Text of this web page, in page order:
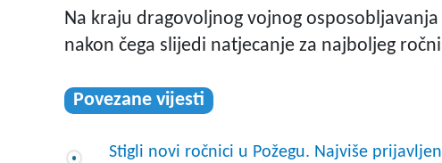
Na kraju dragovoljnog vojnog
nakon čega slijedi natjecanje za najboljeg
Povezane vijesti
Stigli novi ročnici u Požegu. Najviše